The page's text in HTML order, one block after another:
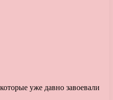
уже давно завоевали